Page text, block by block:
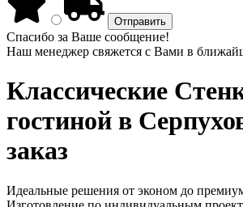
Спасибо за Ваше сообщение!
Наш менеджер свяжется с Вами в
Классические
гостиной в
заказ
Идеальные решения от эконом до